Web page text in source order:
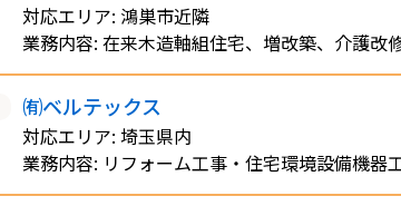
対応エリア: 鴻巣市近隣
業務内容: 在来木造軸組住宅、増改築、介護改
㈲ベルテックス
対応エリア: 埼玉県内
業務内容: リフォーム工事・住宅環境設備機器